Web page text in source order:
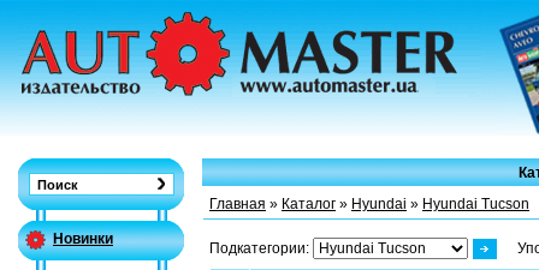
Новинки
Главная » Каталог » Hyundai » Hyundai Tucson
Подкатегории: